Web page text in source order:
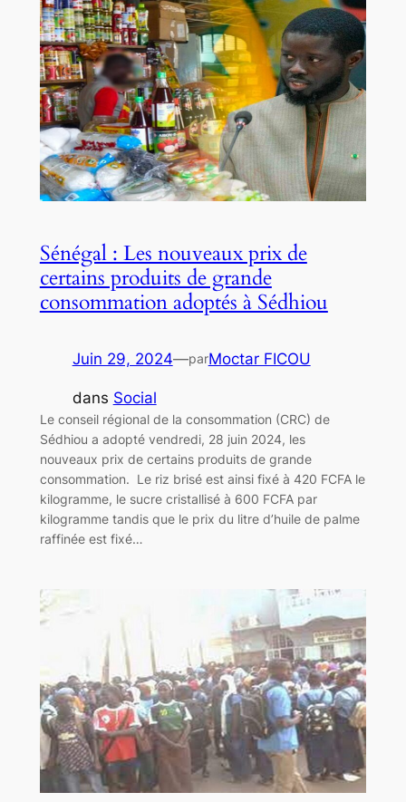
Sénégal : Les nouveaux prix de
certains produits de grande
consommation adoptés à Sédhiou
Juin 29, 2024—parMoctar FICOU
dans Social
Le conseil régional de la consommation (CRC) de
Sédhiou a adopté vendredi, 28 juin 2024, les
nouveaux prix de certains produits de grande
consommation. Le riz brisé est ainsi fixé à 420 FCFA le
kilogramme, le sucre cristallisé à 600 FCFA par
kilogramme tandis que le prix du litre d’huile de palme
raffinée est fixé…